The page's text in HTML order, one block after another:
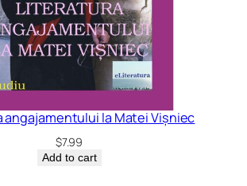
angajamentului la Matei Vișniec
$7.99
Add to cart